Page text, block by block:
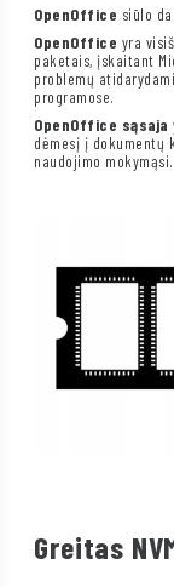
OpenOffice siūlo
OpenOffice yra
paketais, įskaitant
problemų
programose.
OpenOffice sąsaja
dėmesį į dokumentų
naudojimo mokymąsi.
Greitas